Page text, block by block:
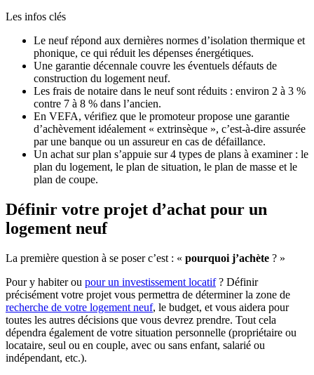
Les infos clés
Le neuf répond aux dernières normes d’isolation thermique et
phonique, ce qui réduit les dépenses énergétiques.
Une garantie décennale couvre les éventuels défauts de
construction du logement neuf.
Les frais de notaire dans le neuf sont réduits : environ 2 à 3 %
contre 7 à 8 % dans l’ancien.
En VEFA, vérifiez que le promoteur propose une garantie
d’achèvement idéalement « extrinsèque », c’est-à-dire assurée
par une banque ou un assureur en cas de défaillance.
Un achat sur plan s’appuie sur 4 types de plans à examiner : le
plan du logement, le plan de situation, le plan de masse et le
plan de coupe.
Définir votre projet d’achat pour un
logement neuf
La première question à se poser c’est : « pourquoi j’achète ? »
Pour y habiter ou pour un investissement locatif? Définir
précisément votre projet vous permettra de déterminer la zone de
recherche de votre logement neuf, le budget, et vous aidera pour
toutes les autres décisions que vous devrez prendre. Tout cela
dépendra également de votre situation personnelle (propriétaire ou
locataire, seul ou en couple, avec ou sans enfant, salarié ou
indépendant, etc.).